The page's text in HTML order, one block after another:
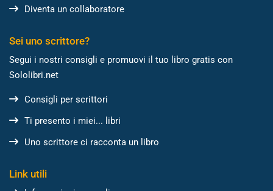
Diventa un collaboratore
Sei uno scrittore?
Segui i nostri consigli e promuovi il tuo libro gratis con
Sololibri.net
Consigli per scrittori
Ti presento i miei... libri
Uno scrittore ci racconta un libro
Link utili